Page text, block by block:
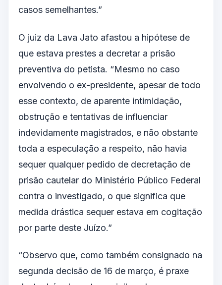
casos semelhantes.”
O juiz da Lava Jato afastou a hipótese de
que estava prestes a decretar a prisão
preventiva do petista. “Mesmo no caso
envolvendo o ex-presidente, apesar de todo
esse contexto, de aparente intimidação,
obstrução e tentativas de influenciar
indevidamente magistrados, e não obstante
toda a especulação a respeito, não havia
sequer qualquer pedido de decretação de
prisão cautelar do Ministério Público Federal
contra o investigado, o que significa que
medida drástica sequer estava em cogitação
por parte deste Juízo.”
“Observo que, como também consignado na
segunda decisão de 16 de março, é praxe